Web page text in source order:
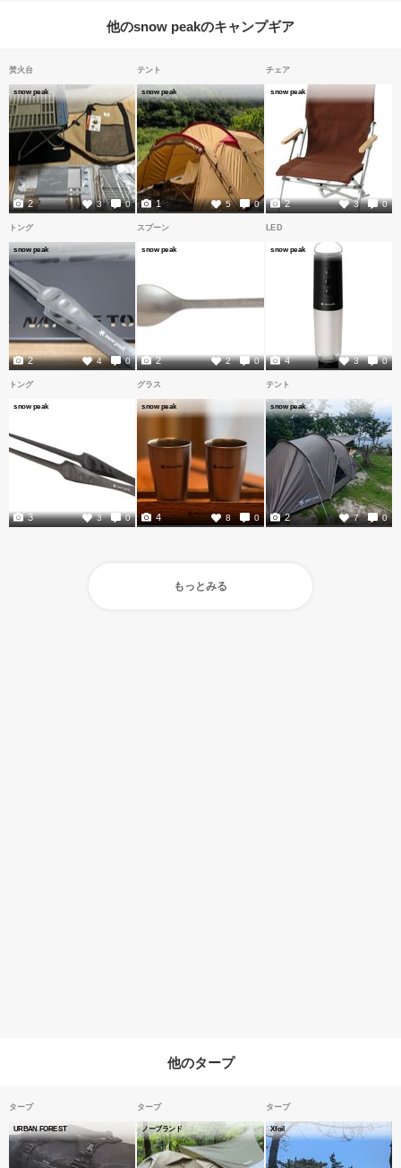
他のsnow peakのキャンプギア
焚火台
snow peak
3 0
2
テント
snow peak
5 0
1
チェア
snow peak
3 0
2
トング
snow peak
4 0
2
スプーン
snow peak
2 0
2
LED
snow peak
3 0
4
トング
snow peak
3 0
3
グラス
snow peak
8 0
4
テント
snow peak
7 0
2
もっとみる
他のタープ
タープ
URBAN FOREST
タープ
ノーブランド
タープ
Xfoil